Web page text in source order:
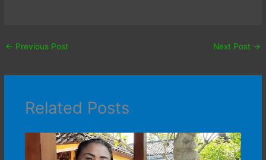
← Previous Post Next Post →
Related Posts